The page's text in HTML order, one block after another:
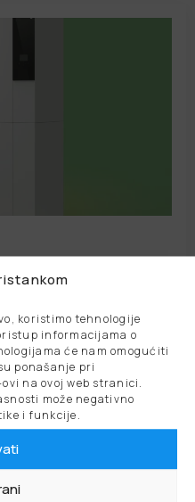
koristimo tehnologije
informacijama o
će nam omogućiti
ponašanje pri
na ovoj web stranici.
može negativno
i funkcije.